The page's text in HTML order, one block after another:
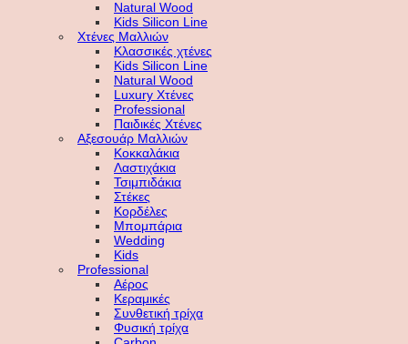
Natural Wood
Kids Silicon Line
Χτένες Μαλλιών
Κλασσικές χτένες
Kids Silicon Line
Natural Wood
Luxury Χτένες
Professional
Παιδικές Χτένες
Αξεσουάρ Μαλλιών
Κοκκαλάκια
Λαστιχάκια
Τσιμπιδάκια
Στέκες
Κορδέλες
Μπομπάρια
Wedding
Kids
Professional
Αέρος
Κεραμικές
Συνθετική τρίχα
Φυσική τρίχα